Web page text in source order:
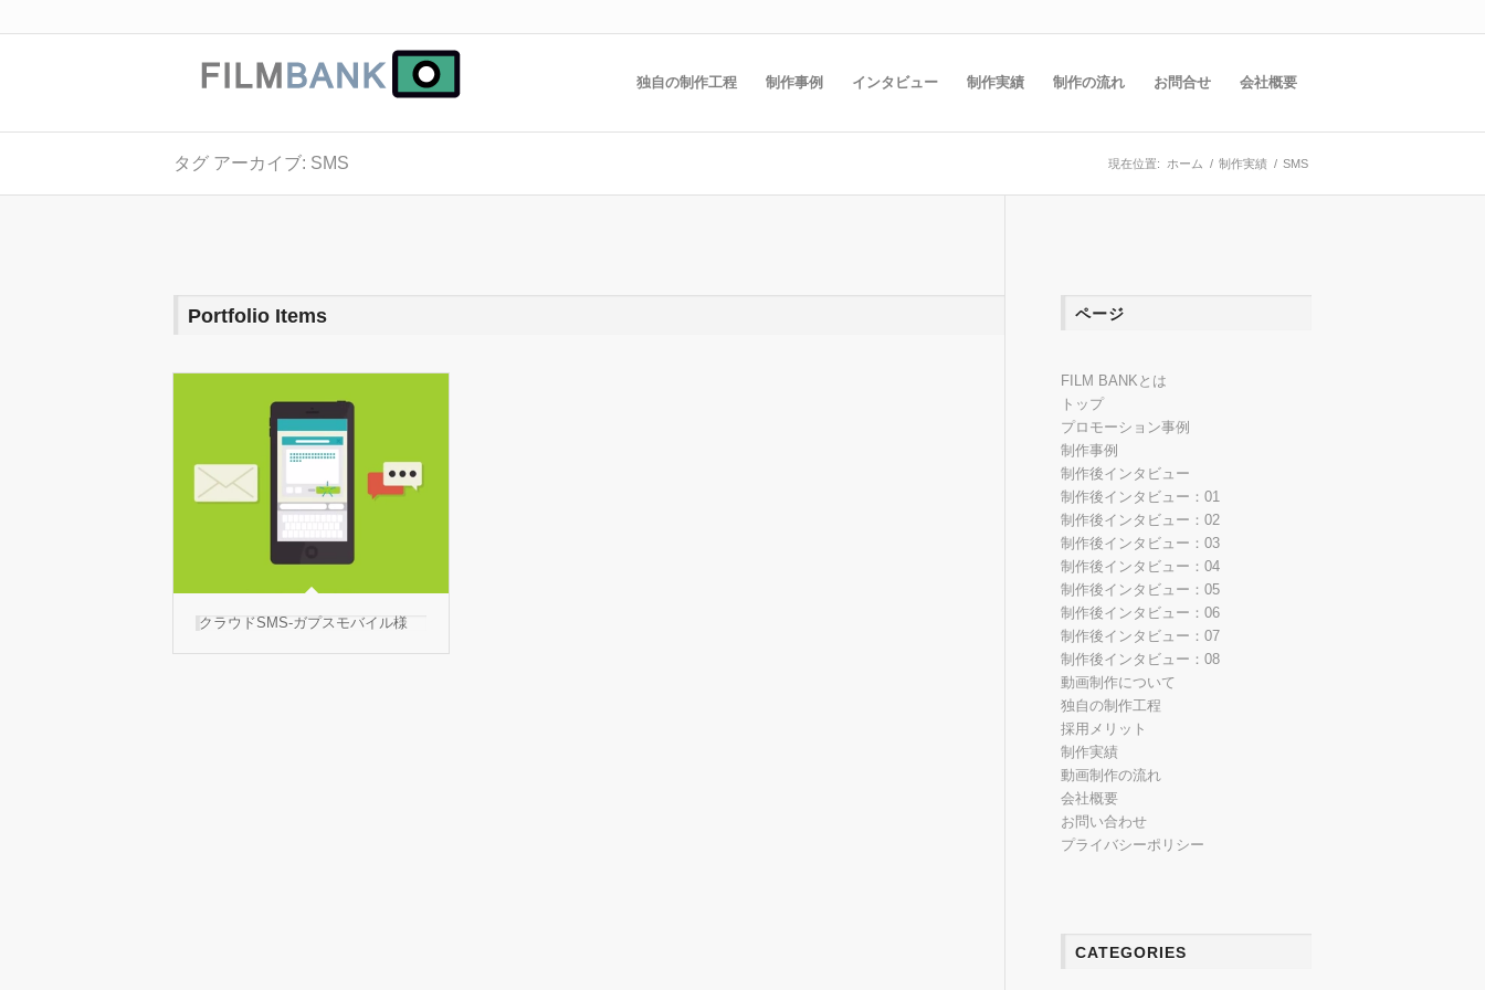
独自の制作工程 制作事例 インタビュー 制作実績 制作の流れ お問合せ 会社概要
タグ アーカイブ: SMS 現在位置: ホーム / 制作実績 / SMS
Portfolio Items
クラウドSMS-ガプスモバイル様
ページ
FILM BANKとは
トップ
プロモーション事例
制作事例
制作後インタビュー
制作後インタビュー：01
制作後インタビュー：02
制作後インタビュー：03
制作後インタビュー：04
制作後インタビュー：05
制作後インタビュー：06
制作後インタビュー：07
制作後インタビュー：08
動画制作について
独自の制作工程
採用メリット
制作実績
動画制作の流れ
会社概要
お問い合わせ
プライバシーポリシー
CATEGORIES